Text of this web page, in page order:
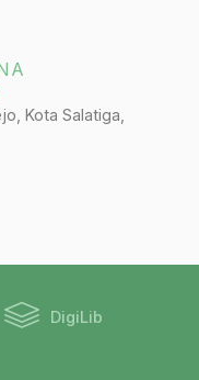
Kota Salatiga,
DigiLib